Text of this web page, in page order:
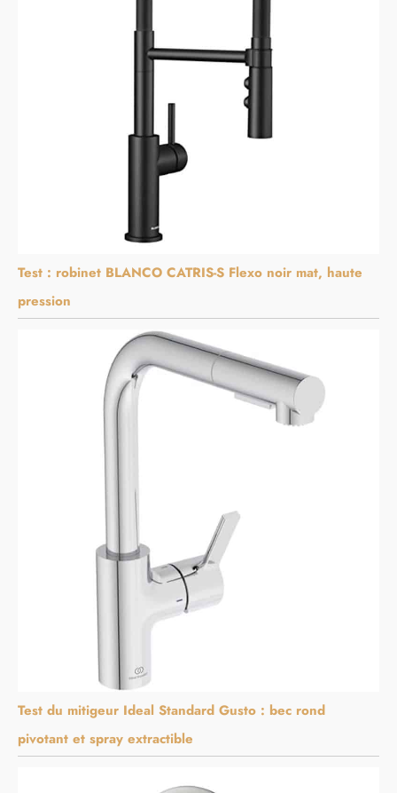
Test : robinet BLANCO CATRIS-S Flexo noir mat, haute
pression
Test du mitigeur Ideal Standard Gusto : bec rond
pivotant et spray extractible